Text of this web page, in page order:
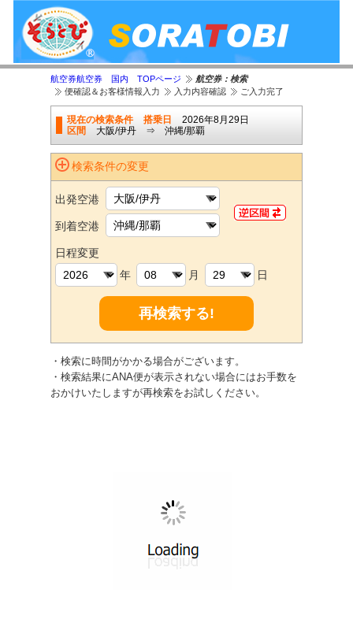
航空券航空券 国内 TOPページ
航空券：検索
便確認＆お客様情報入力
入力内容確認 ご入力完了
現在の検索条件 搭乗日
2026年8月29日
区間
大阪/伊丹 ⇒ 沖縄/那覇
検索条件の変更
出発空港
到着空港
日程変更
年
月 日
・検索に時間がかかる場合がございます。
・検索結果にANA便が表示されない場合にはお手数を
おかけいたしますが再検索をお試しください。